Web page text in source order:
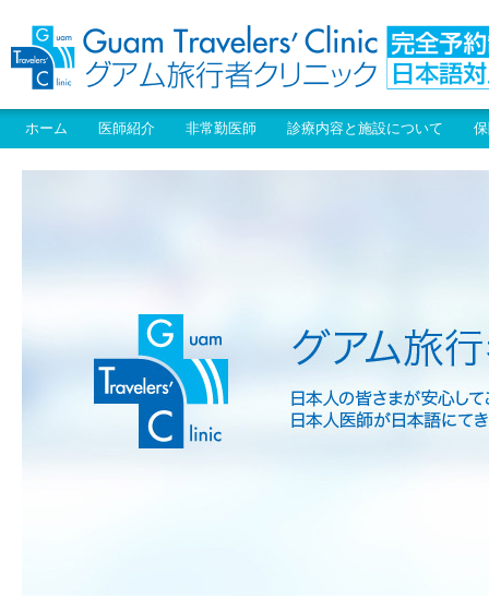
ホーム 医師紹介 非常勤医師 診療内容と施設について